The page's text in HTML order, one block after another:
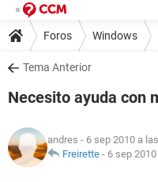
Foros Windows
Tema Anterior
Necesito ayuda con
andres - 6 sep 2010 a
Freirette - 6 sep